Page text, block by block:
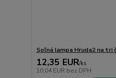
Soľná lampa Hruda2 na tri
12,35 EUR/ks
10,04 EUR bez DPH